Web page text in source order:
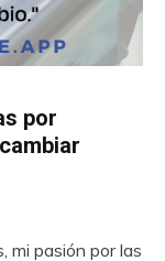
por
mi pasión por las